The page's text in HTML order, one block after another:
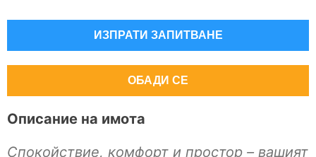
Описание на имота
Спокойствие, комфорт и простор – вашият
ИЗПРАТИ ЗАПИТВАНЕ
ОБАДИ СЕ